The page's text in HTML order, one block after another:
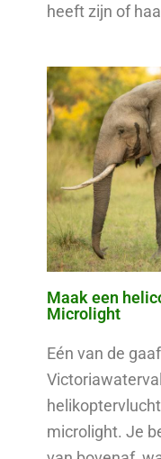
heeft zijn of
Maak een
Microlight
Eén van de
microlight. Je